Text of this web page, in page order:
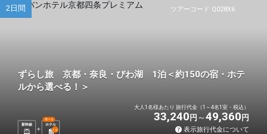
ツアーコード Q028X6
2日間
ずらし旅 京都・奈良・びわ湖 1泊＜約150の宿・ホテ
ルから選べる！＞
新幹線 ホテル
選べる
1 泊
大人1名様あたり 旅行代金（1～4名1室・税込）
33,240 円 49,360 円
表示旅行代金について